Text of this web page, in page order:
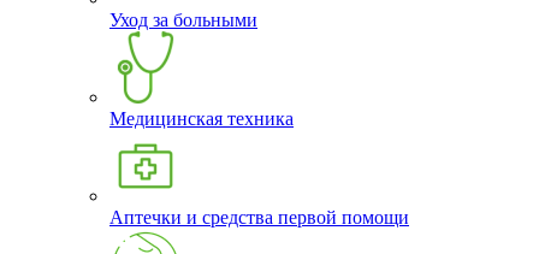
Уход за больными
Медицинская техника
Аптечки и средства первой помощи